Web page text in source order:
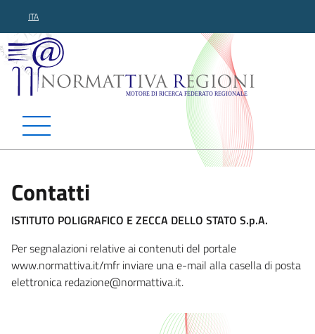
ITA
Normattiva Regioni -
Contatti
ISTITUTO POLIGRAFICO E ZECCA DELLO STATO S.p.A.
Per segnalazioni relative ai contenuti del portale
www.normattiva.it/mfr inviare una e-mail alla casella di posta
elettronica redazione@normattiva.it.